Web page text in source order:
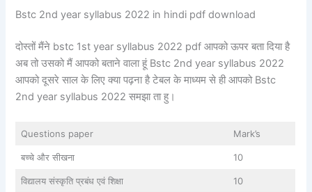
Bstc 2nd year syllabus 2022 in hindi pdf download
दोस्तों मैंने bstc 1st year syllabus 2022 pdf आपको ऊपर बता दिया है
अब तो उसको मैं आपको बताने वाला हूं Bstc 2nd year syllabus 2022
आपको दूसरे साल के लिए क्या पढ़ना है टेबल के माध्यम से ही आपको Bstc
2nd year syllabus 2022 समझा ता हु।
Questions paper Mark’s
बच्चे और सीखना 10
विद्यालय संस्कृति प्रबंध एवं शिक्षा 10